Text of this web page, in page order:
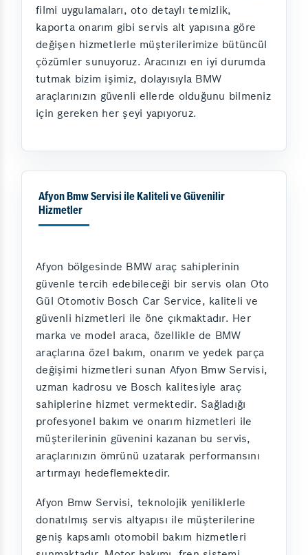
filmi uygulamaları, oto detaylı temizlik,
kaporta onarım gibi servis alt yapısına göre
değişen hizmetlerle müşterilerimize bütüncül
çözümler sunuyoruz. Aracınızı en iyi durumda
tutmak bizim işimiz, dolayısıyla BMW
araçlarınızın güvenli ellerde olduğunu bilmeniz
için gereken her şeyi yapıyoruz.
Afyon Bmw Servisi ile Kaliteli ve Güvenilir
Hizmetler
Afyon bölgesinde BMW araç sahiplerinin
güvenle tercih edebileceği bir servis olan Oto
Gül Otomotiv Bosch Car Service, kaliteli ve
güvenli hizmetleri ile öne çıkmaktadır. Her
marka ve model araca, özellikle de BMW
araçlarına özel bakım, onarım ve yedek parça
değişimi hizmetleri sunan Afyon Bmw Servisi,
uzman kadrosu ve Bosch kalitesiyle araç
sahiplerine hizmet vermektedir. Sağladığı
profesyonel bakım ve onarım hizmetleri ile
müşterilerinin güvenini kazanan bu servis,
araçlarınızın ömrünü uzatarak performansını
artırmayı hedeflemektedir.
Afyon Bmw Servisi, teknolojik yeniliklerle
donatılmış servis altyapısı ile müşterilerine
geniş kapsamlı otomobil bakım hizmetleri